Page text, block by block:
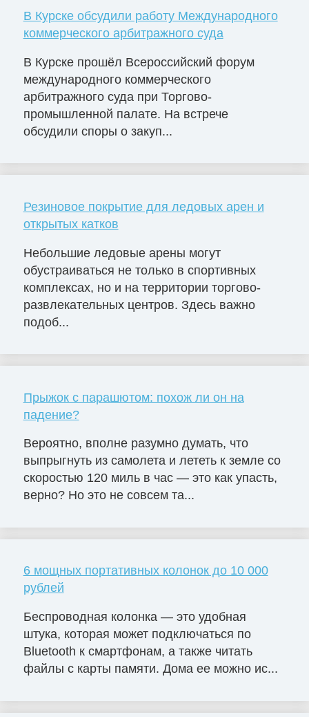
В Курске обсудили работу Международного
коммерческого арбитражного суда
В Курске прошёл Всероссийский форум
международного коммерческого
арбитражного суда при Торгово-
промышленной палате. На встрече
обсудили споры о закуп...
Резиновое покрытие для ледовых арен и
открытых катков
Небольшие ледовые арены могут
обустраиваться не только в спортивных
комплексах, но и на территории торгово-
развлекательных центров. Здесь важно
подоб...
Прыжок с парашютом: похож ли он на
падение?
Вероятно, вполне разумно думать, что
выпрыгнуть из самолета и лететь к земле со
скоростью 120 миль в час — это как упасть,
верно? Но это не совсем та...
6 мощных портативных колонок до 10 000
рублей
Беспроводная колонка — это удобная
штука, которая может подключаться по
Bluetooth к смартфонам, а также читать
файлы с карты памяти. Дома ее можно ис...